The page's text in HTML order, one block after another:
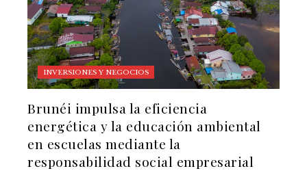
INVERSIONES Y NEGOCIOS
Brunéi impulsa la eficiencia
energética y la educación ambiental
en escuelas mediante la
responsabilidad social empresarial